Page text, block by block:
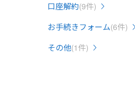
口座解約(9件)
お手続きフォーム(6件)
その他(1件)